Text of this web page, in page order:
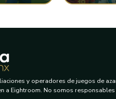
y operadores de juegos de
a Eightroom. No somos